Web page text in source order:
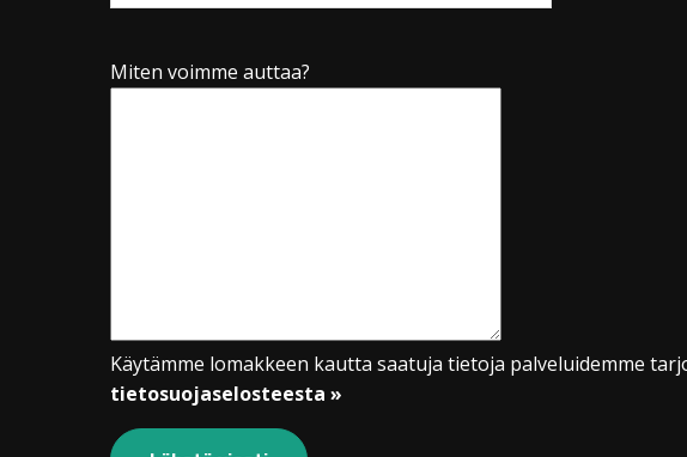
Miten voimme auttaa?
Käytämme lomakkeen kautta saatuja tietoja palveluidemme
tietosuojaselosteesta »